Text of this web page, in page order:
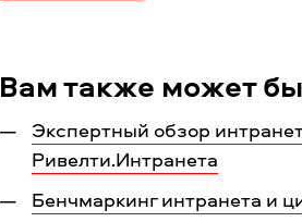
Вам также может
Экспертный обзор
Ривелти.Интранета
Бенчмаркинг интранета и